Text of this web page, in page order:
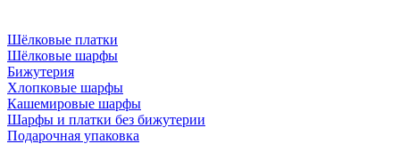
Шёлковые платки
Шёлковые шарфы
Бижутерия
Хлопковые шарфы
Кашемировые шарфы
Шарфы и платки без бижутерии
Подарочная упаковка